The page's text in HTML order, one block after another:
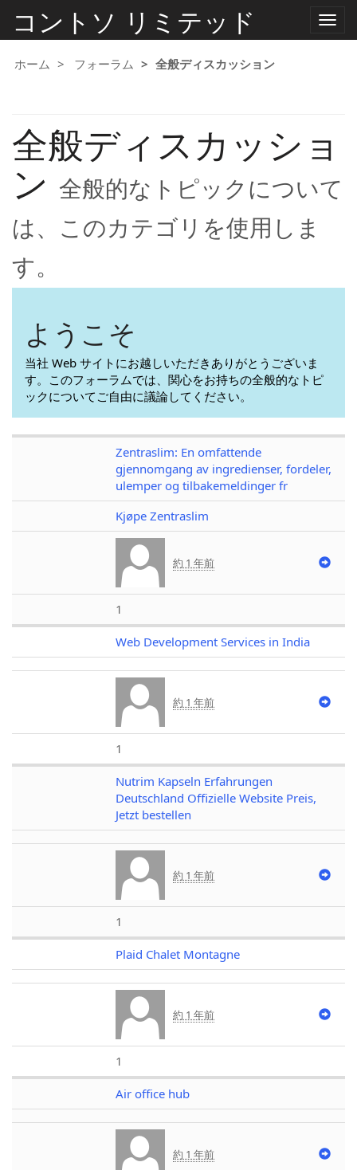
コントソ リミテッド
ナ
り
替
ホーム フォーラム 全般ディスカッション
全般ディスカッショ
ン 全般的なトピックについて
は、このカテゴリを使用しま
す。
ようこそ
当社 Web サイトにお越しいただきありがとうございま
す。このフォーラムでは、関心をお持ちの全般的なトピ
ックについてご自由に議論してください。
Zentraslim: En omfattende
gjennomgang av ingredienser, fordeler,
ulemper og tilbakemeldinger fr
Kjøpe Zentraslim
約 1 年前
1
Web Development Services in India
約 1 年前
1
Nutrim Kapseln Erfahrungen
Deutschland Offizielle Website Preis,
Jetzt bestellen
約 1 年前
1
Plaid Chalet Montagne
約 1 年前
1
Air office hub
約 1 年前